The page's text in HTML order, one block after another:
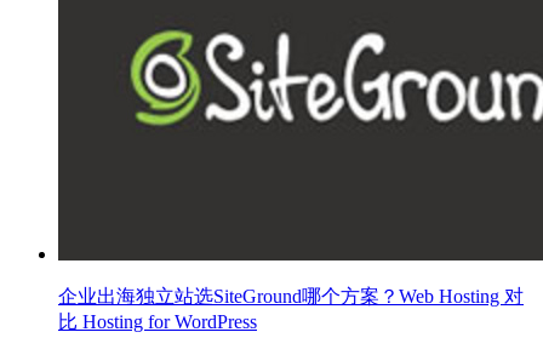
企业出海独立站选SiteGround哪个方案？Web Hosting 对
比 Hosting for WordPress